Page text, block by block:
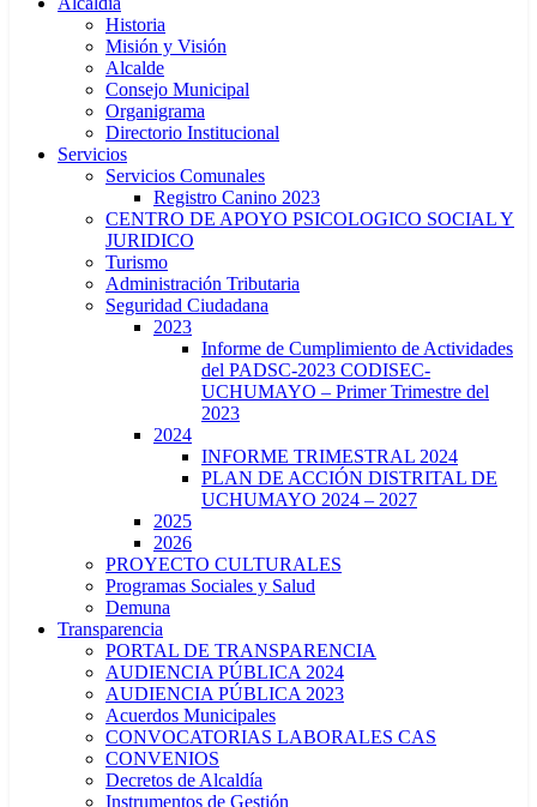
Historia
Misión y Visión
Alcalde
Consejo Municipal
Organigrama
Directorio Institucional
Servicios
Servicios Comunales
Registro Canino 2023
CENTRO DE APOYO PSICOLOGICO SOCIAL Y
JURIDICO
Turismo
Administración Tributaria
Seguridad Ciudadana
2023
Informe de Cumplimiento de Actividades
del PADSC-2023 CODISEC-
UCHUMAYO – Primer Trimestre del
2023
2024
INFORME TRIMESTRAL 2024
PLAN DE ACCIÓN DISTRITAL DE
UCHUMAYO 2024 – 2027
2025
2026
PROYECTO CULTURALES
Programas Sociales y Salud
Demuna
Transparencia
PORTAL DE TRANSPARENCIA
AUDIENCIA PÚBLICA 2024
AUDIENCIA PÚBLICA 2023
Acuerdos Municipales
CONVOCATORIAS LABORALES CAS
CONVENIOS
Decretos de Alcaldía
Instrumentos de Gestión